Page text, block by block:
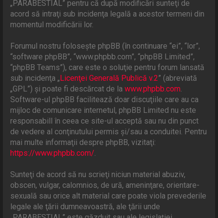
„PARABESTIAL” pentru că după modificări sunteţi de
acord să intraţi sub incidenţa legală a acestor termeni din
momentul modificării lor.
Forumul nostru foloseşte phpBB (în continuare “ei”, “lor”,
“software phpBB”, “www.phpbb.com”, “phpBB Limited”,
“phpBB Teams”), care este o soluţie pentru forum lansată
sub incidenţa „ Licenţei Generală Publică v.2” (abreviată
„GPL”) şi poate fi descărcat de lawww.phpbb.com.
Software-ul phpBB facilitează doar discuţiile care au ca
mijloc de comunicare internetul, phpBB Limited nu este
responsabill în ceea ce site-ul acceptă sau nu din punct
de vedere al conţinutului permis şi/sau a conduitei. Pentru
mai multe informaţii despre phpBB, vizitaţi:
https://www.phpbb.com/.
Sunteţi de acord să nu scrieţi niciun material abuziv,
obscen, vulgar, calomnios, de ură, ameninţare, orientare-
sexuală sau orice alt material care poate viola prevederile
legale ale ţării dumneavoastră, ale ţării unde